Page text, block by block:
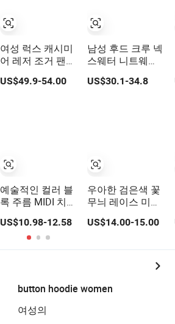
여성 럭스 캐시미
어 레저 조거 팬츠
스웨터
US$49.9-54.00
예술적인 컬러 블
록 주름 MIDI 치마
우아한 스트라이
프 니트 여성 니트
웨어 의류
US$10.98-12.58
남성 후드 크루 넥
스웨터 니트웨어
미어 핸드메이드
US$30.1-34.8
우아한 검은색 꽃
무늬 레이스 미디
드레스 칵테일 드
레스 파티 드레스
스 홈커밍 이브닝
패션 여성 드레스
US$14.00-15.00
button hoodie women
여성의